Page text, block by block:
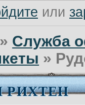
или
» Служба
»
РИХТЕН